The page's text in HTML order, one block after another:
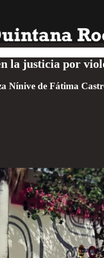
la justicia por
de Fátima